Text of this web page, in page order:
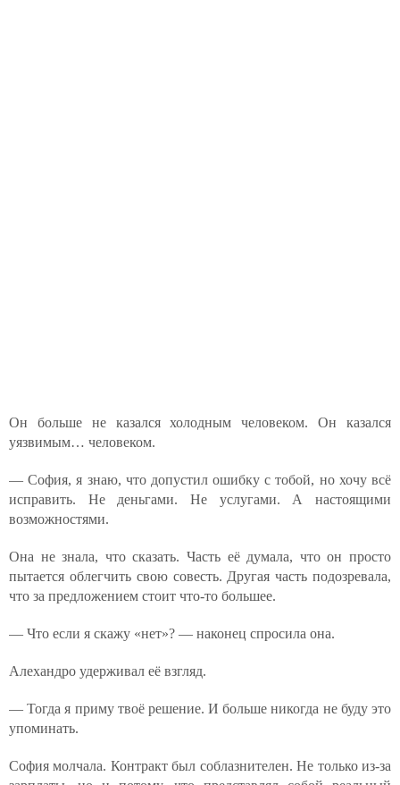
Он больше не казался холодным человеком. Он казался
уязвимым… человеком.
— София, я знаю, что допустил ошибку с тобой, но хочу всё
исправить. Не деньгами. Не услугами. А настоящими
возможностями.
Она не знала, что сказать. Часть её думала, что он просто
пытается облегчить свою совесть. Другая часть подозревала,
что за предложением стоит что-то большее.
— Что если я скажу «нет»? — наконец спросила она.
Алехандро удерживал её взгляд.
— Тогда я приму твоё решение. И больше никогда не буду это
упоминать.
София молчала. Контракт был соблазнителен. Не только из-за